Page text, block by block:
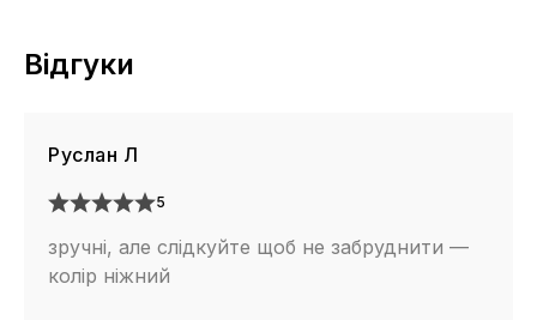
Відгуки
Руслан Л
5
зручні, але слідкуйте щоб не забруднити —
колір ніжний